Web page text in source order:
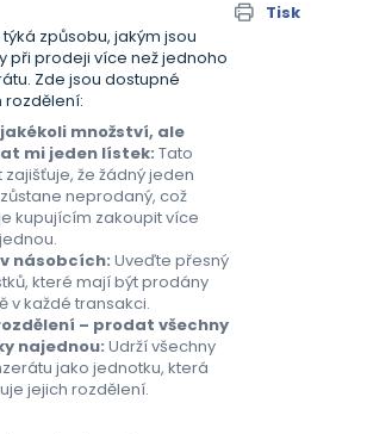
Tisk
týká způsobu, jakým jsou
při prodeji více než jednoho
Zde jsou dostupné
rozdělení:
množství, ale
mi jeden lístek: Tato
zajišťuje, že žádný jeden
neprodaný, což
kupujícím zakoupit více
násobcích: Uveďte přesný
které mají být prodány
v každé transakci.
– prodat všechny
najednou: Udrží všechny
jako jednotku, která
jejich rozdělení.